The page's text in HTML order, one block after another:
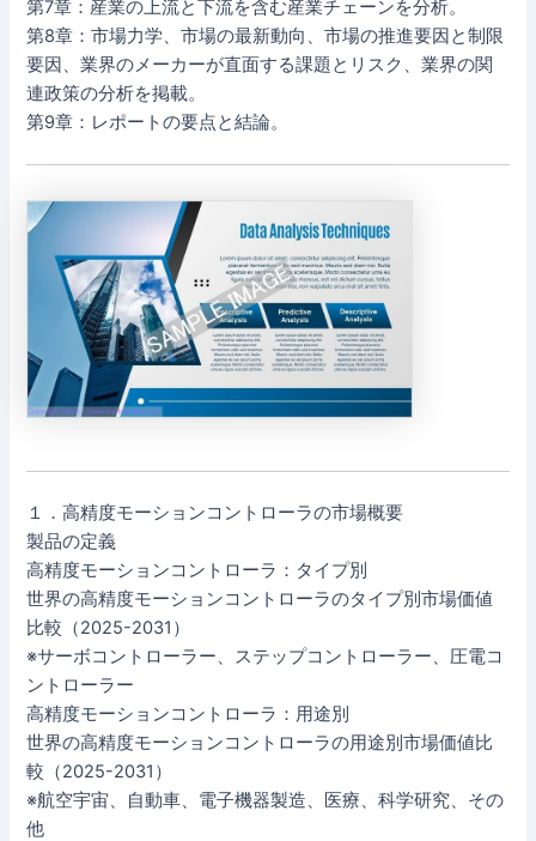
第7章：産業の上流と下流を含む産業チェーンを分析。
第8章：市場力学、市場の最新動向、市場の推進要因と制限
要因、業界のメーカーが直面する課題とリスク、業界の関
連政策の分析を掲載。
第9章：レポートの要点と結論。
１．高精度モーションコントローラの市場概要
製品の定義
高精度モーションコントローラ：タイプ別
世界の高精度モーションコントローラのタイプ別市場価値
比較（2025-2031）
※サーボコントローラー、ステップコントローラー、圧電コ
ントローラー
高精度モーションコントローラ：用途別
世界の高精度モーションコントローラの用途別市場価値比
較（2025-2031）
※航空宇宙、自動車、電子機器製造、医療、科学研究、その
他